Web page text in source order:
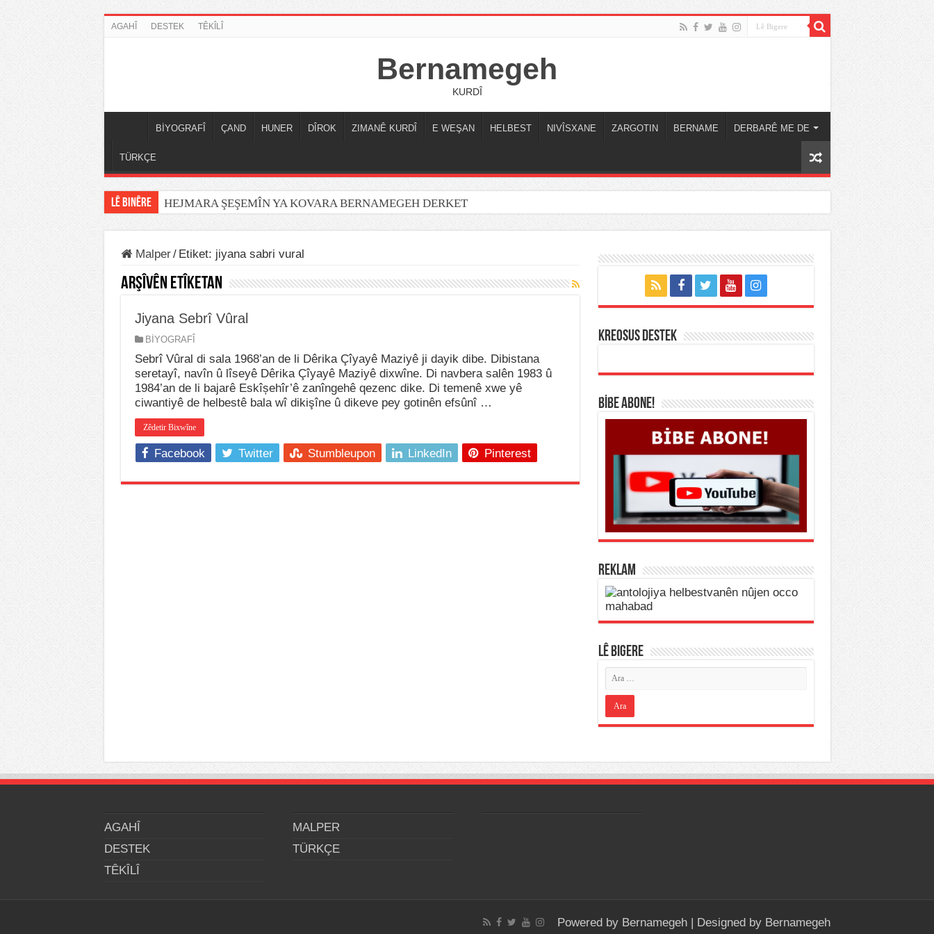
AGAHÎ DESTEK TÊKÎLÎ
Bernamegeh
KURDÎ
BİYOGRAFÎ ÇAND HUNER DÎROK ZIMANÊ KURDÎ E WEŞAN HELBEST NIVÎSXANE ZARGOTIN BERNAME DERBARÊ ME DE
TÜRKÇE
LÊ BINÊRE HEJMARA ŞEŞEMÎN YA KOVARA BERNAMEGEH DERKET
Malper/ Etiket: jiyana sabri vural
Arşîvên Etîketan
Jiyana Sebrî Vûral
BİYOGRAFÎ
Sebrî Vûral di sala 1968’an de li Dêrika Çîyayê Maziyê ji dayik dibe. Dibistana
seretayî, navîn û lîseyê Dêrika Çîyayê Maziyê dixwîne. Di navbera salên 1983 û
1984’an de li bajarê Eskîșehîr’ê zanîngehê qezenc dike. Di temenê xwe yê
ciwantiyê de helbestê bala wî dikişîne û dikeve pey gotinên efsûnî …
Zêdetir Bixwîne
Facebook Twitter Stumbleupon LinkedIn Pinterest
KREOSUS DESTEK
BİBE ABONE!
REKLAM
LÊ BIGERE
AGAHÎ
DESTEK
TÊKÎLÎ
MALPER
TÜRKÇE
Powered by Bernamegeh| Designed by Bernamegeh